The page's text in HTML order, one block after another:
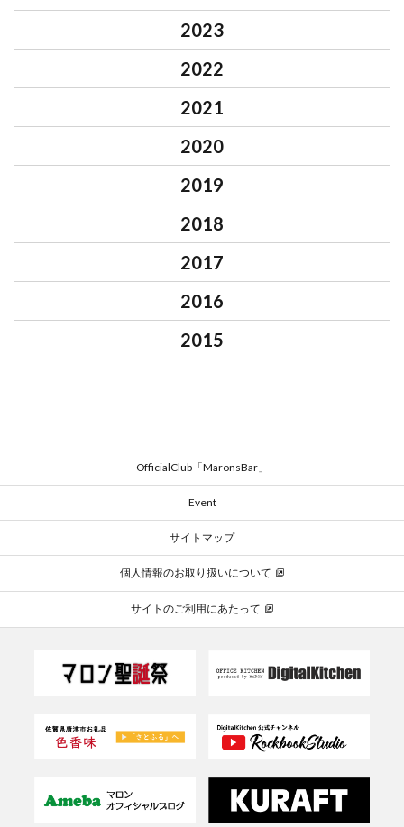
2023
2022
2021
2020
2019
2018
2017
2016
2015
OfficialClub「MaronsBar」
Event
サイトマップ
個人情報のお取り扱いについて
サイトのご利用にあたって